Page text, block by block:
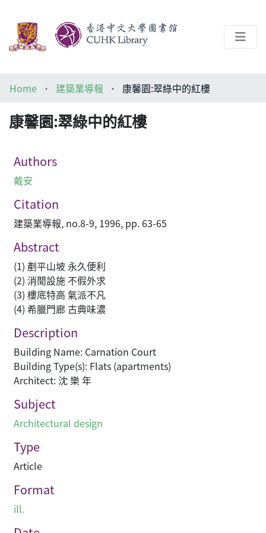
Architecture Library
Home 建築業導報 康馨園:翠綠中的紅樓
康馨園:翠綠中的紅樓
Authors
戴安
Citation
建築業導報, no.8-9, 1996, pp. 63-65
Abstract
(1) 剷平山坡 永久便利
(2) 消閒設施 不假外求
(3) 樓底特高 氣派不凡
(4) 希臘門廊 古典味濃
Description
Building Name: Carnation Court
Building Type(s): Flats (apartments)
Architect: 沈 樂 年
Subject
Architectural design
Type
Article
Format
ill.